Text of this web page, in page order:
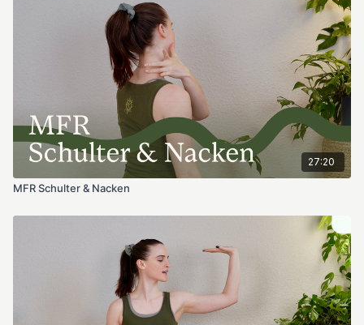
27:20
MFR Schulter & Nacken